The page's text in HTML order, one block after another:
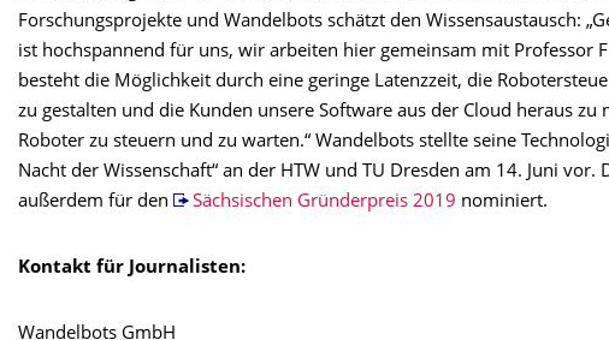
Forschungsprojekte und Wandelbots schätzt den Wissensaustausch:
ist hochspannend für uns, wir arbeiten hier gemeinsam mit Professor
besteht die Möglichkeit durch eine geringe Latenzzeit, die
zu gestalten und die Kunden unsere Software aus der Cloud heraus zu
Roboter zu steuern und zu warten.“ Wandelbots stellte seine
Nacht der Wissenschaft“ an der HTW und TU Dresden am 14. Juni vor.
außerdem für den
Sächsischen Gründerpreis 2019 nominiert.
Kontakt für Journalisten:
Wandelbots GmbH